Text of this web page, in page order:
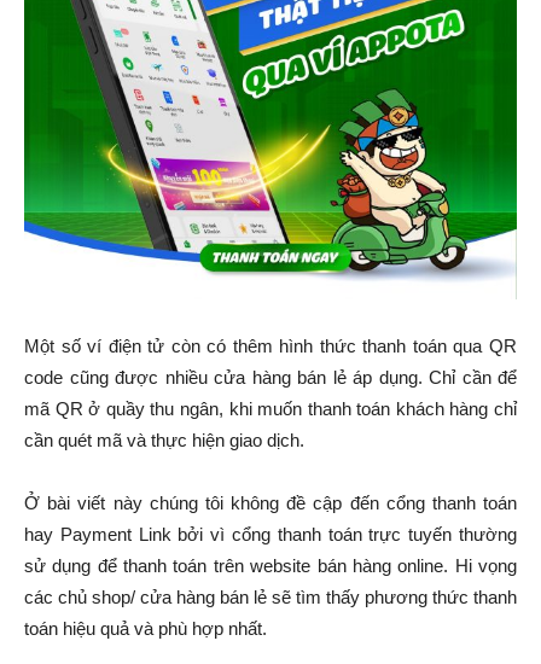
Một số ví điện tử còn có thêm hình thức thanh toán qua QR
code cũng được nhiều cửa hàng bán lẻ áp dụng. Chỉ cần để
mã QR ở quầy thu ngân, khi muốn thanh toán khách hàng chỉ
cần quét mã và thực hiện giao dịch.
Ở bài viết này chúng tôi không đề cập đến cổng thanh toán
hay Payment Link bởi vì cổng thanh toán trực tuyến thường
sử dụng để thanh toán trên website bán hàng online. Hi vọng
các chủ shop/ cửa hàng bán lẻ sẽ tìm thấy phương thức thanh
toán hiệu quả và phù hợp nhất.